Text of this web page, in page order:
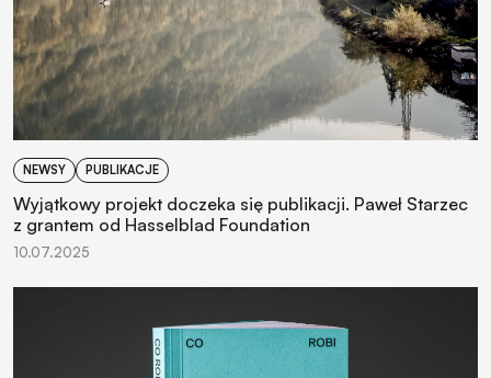
NEWSY PUBLIKACJE
Wyjątkowy projekt doczeka się publikacji. Paweł Starzec
z grantem od Hasselblad Foundation
10.07.2025